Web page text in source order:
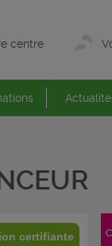
centre
certifiante